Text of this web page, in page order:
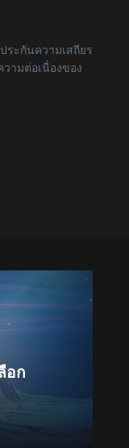
ระกันความเสถียร
ามต่อเนื่องของ
อก